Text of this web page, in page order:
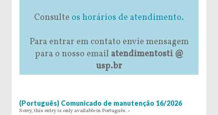
Consulte os horários de atendimento.
Para entrar em contato envie mensagem
para o nosso email atendimentosti @
usp.br
(Português) Comunicado de manutenção 16/2026
Sorry, this entry is only available in Português. »